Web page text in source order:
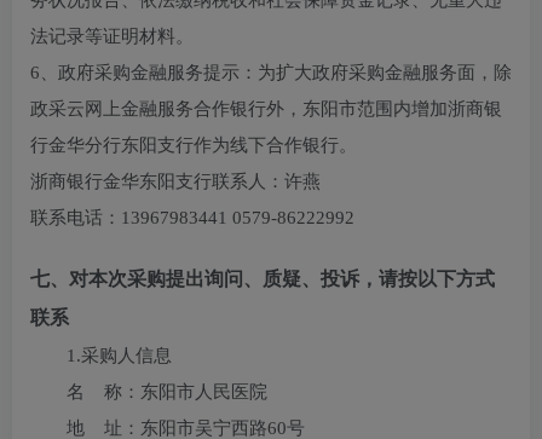
法记录等证明材料。
6、政府采购金融服务提示：为扩大政府采购金融服务面，除
政采云网上金融服务合作银行外，东阳市范围内增加浙商银
行金华分行东阳支行作为线下合作银行。
浙商银行金华东阳支行联系人：许燕
联系电话：13967983441 0579-86222992
七、对本次采购提出询问、质疑、投诉，请按以下方式
联系
1.采购人信息
名 称： 东阳市人民医院
地 址： 东阳市吴宁西路60号